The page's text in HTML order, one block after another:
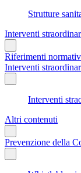
Strutture
Interventi
Riferimenti
Interventi
Interventi
Altri contenuti
Prevenzione della